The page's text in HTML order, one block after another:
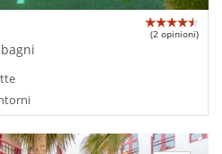
(2 opinioni)